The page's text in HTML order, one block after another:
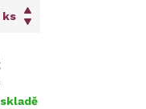
ks
skladě